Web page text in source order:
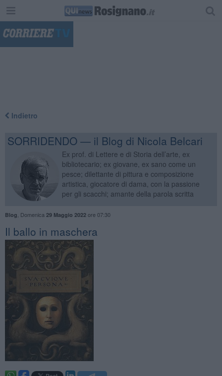
Indietro
SORRIDENDO — il Blog di Nicola Belcari
Ex prof. di Lettere e di Storia dell’arte, ex
bibliotecario; ex giovane, ex sano come un
pesce; dilettante di pittura e composizione
artistica, giocatore di dama, con la passione
per gli scacchi; amante della parola scritta
Blog Domenica 29 Maggio 2022ore 07:30
Il ballo in maschera